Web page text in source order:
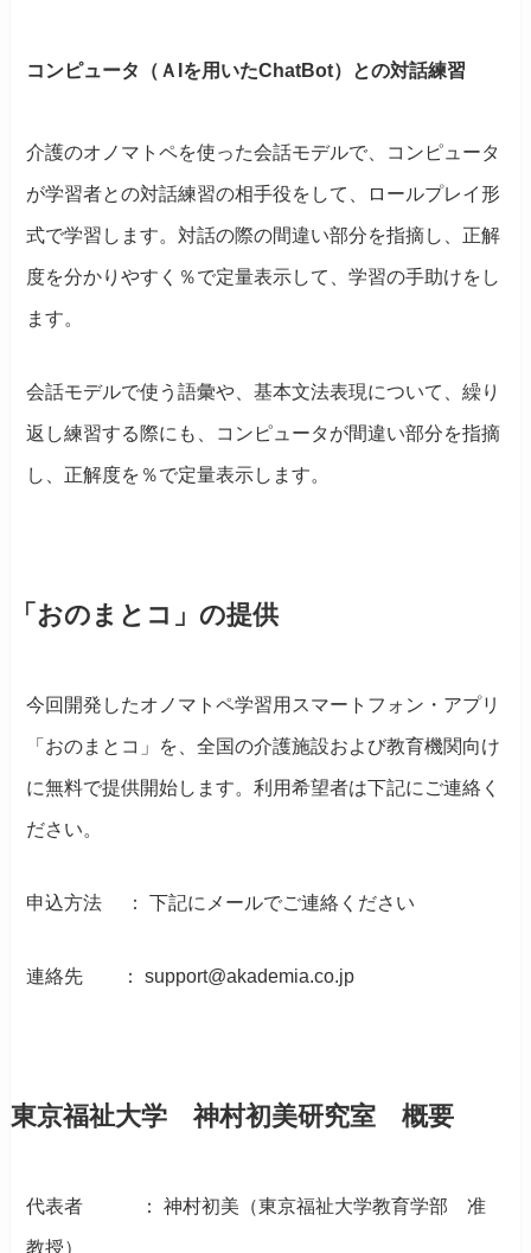
コンピュータ（ＡIを用いたChatBot）との対話練習
介護のオノマトペを使った会話モデルで、コンピュータ
が学習者との対話練習の相手役をして、ロールプレイ形
式で学習します。対話の際の間違い部分を指摘し、正解
度を分かりやすく％で定量表示して、学習の手助けをし
ます。
会話モデルで使う語彙や、基本文法表現について、繰り
返し練習する際にも、コンピュータが間違い部分を指摘
し、正解度を％で定量表示します。
「おのまとコ」の提供
今回開発したオノマトペ学習用スマートフォン・アプリ
「おのまとコ」を、全国の介護施設および教育機関向け
に無料で提供開始します。利用希望者は下記にご連絡く
ださい。
申込方法 ： 下記にメールでご連絡ください
連絡先 ： support@akademia.co.jp
東京福祉大学 神村初美研究室 概要
代表者 ： 神村初美（東京福祉大学教育学部 准
教授）